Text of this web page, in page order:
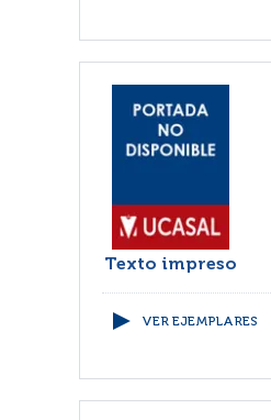
Texto impreso
VER EJEMPLARES